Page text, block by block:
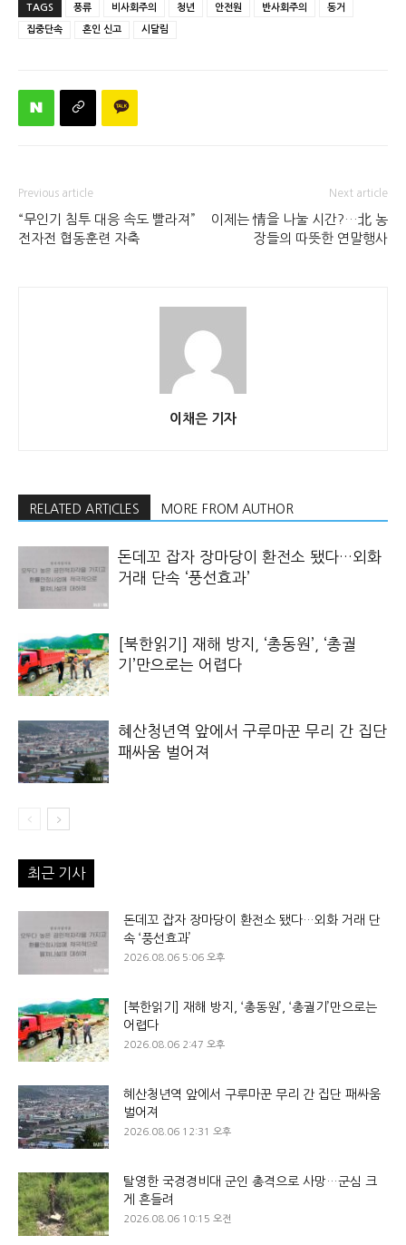
TAGS 풍류 비사회주의 청년 안전원 반사회주의 동거
집중단속 혼인 신고 시달림
Previous article
“무인기 침투 대응 속도 빨라져”
전자전 협동훈련 자축
Next article
이제는 情을 나눌 시간?…北 농
장들의 따뜻한 연말행사
이채은 기자
RELATED ARTICLES MORE FROM AUTHOR
돈데꼬 잡자 장마당이 환전소 됐다…외화
거래 단속 ‘풍선효과’
[북한읽기] 재해 방지, ‘총동원’, ‘총궐
기’만으로는 어렵다
혜산청년역 앞에서 구루마꾼 무리 간 집단
패싸움 벌어져
최근 기사
돈데꼬 잡자 장마당이 환전소 됐다…외화 거래 단
속 ‘풍선효과’
2026.08.06 5:06 오후
[북한읽기] 재해 방지, ‘총동원’, ‘총궐기’만으로는
어렵다
2026.08.06 2:47 오후
혜산청년역 앞에서 구루마꾼 무리 간 집단 패싸움
벌어져
2026.08.06 12:31 오후
탈영한 국경경비대 군인 총격으로 사망…군심 크
게 흔들려
2026.08.06 10:15 오전